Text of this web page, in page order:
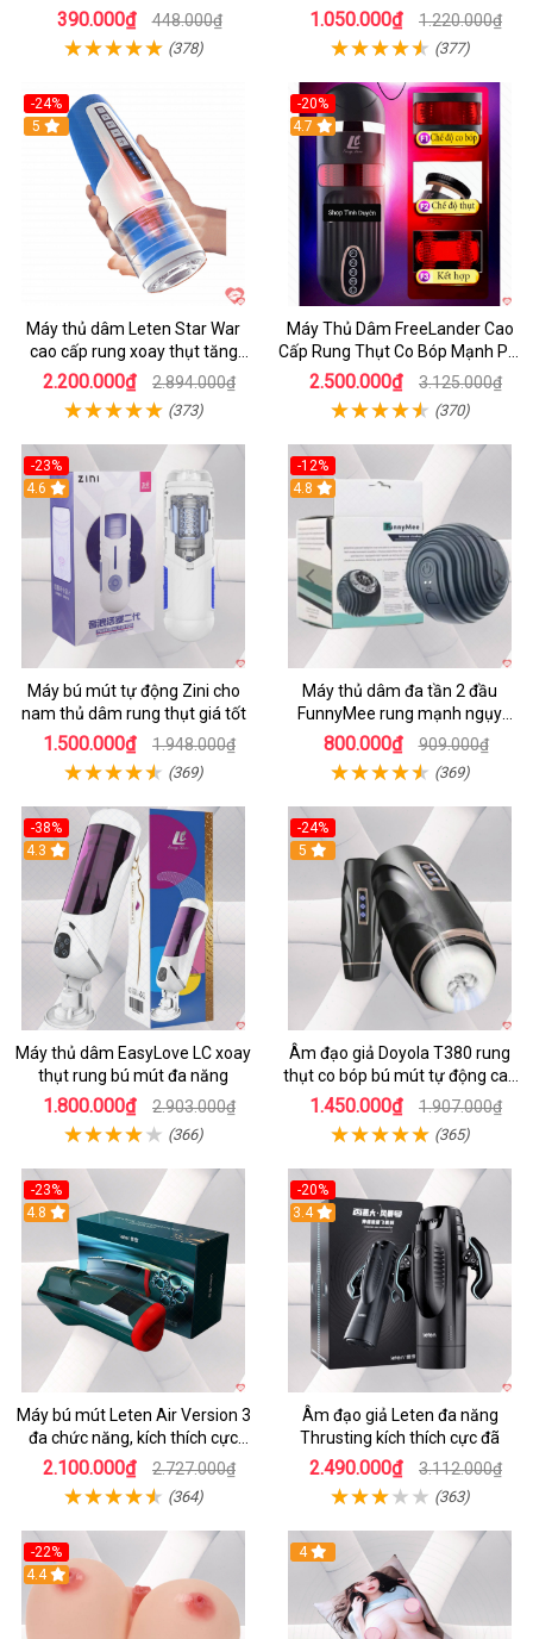
390.000₫ 448.000₫
(378)
Tột Đỉnh
1.050.000₫ 1.220.000₫
(377)
-24%
5
Máy thủ dâm Leten Star War
cao cấp rung xoay thụt tăng
khoái cảm
2.200.000₫ 2.894.000₫
(373)
-20%
4.7
Máy Thủ Dâm FreeLander Cao
Cấp Rung Thụt Co Bóp Mạnh Pin
Sạc
2.500.000₫ 3.125.000₫
(370)
-23%
4.6
Máy bú mút tự động Zini cho
nam thủ dâm rung thụt giá tốt
1.500.000₫ 1.948.000₫
(369)
-12%
4.8
Máy thủ dâm đa tần 2 đầu
FunnyMee rung mạnh ngụy
trang Pokemon
800.000₫ 909.000₫
(369)
-38%
4.3
Máy thủ dâm EasyLove LC xoay
thụt rung bú mút đa năng
1.800.000₫ 2.903.000₫
(366)
-24%
5
Âm đạo giả Doyola T380 rung
thụt co bóp bú mút tự động cao
cấp
1.450.000₫ 1.907.000₫
(365)
-23%
4.8
Máy bú mút Leten Air Version 3
đa chức năng, kích thích cực
mạnh
2.100.000₫ 2.727.000₫
(364)
-20%
3.4
Âm đạo giả Leten đa năng
Thrusting kích thích cực đã
2.490.000₫ 3.112.000₫
(363)
-22%
4.4
4